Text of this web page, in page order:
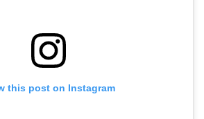
this post on Instagram